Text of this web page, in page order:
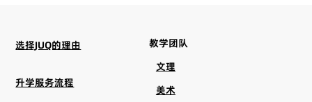
选择JUQ的理由
升学服务流程
教学团队
文理
美术